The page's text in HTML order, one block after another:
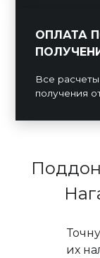
ОПЛАТА
Все
получения
их